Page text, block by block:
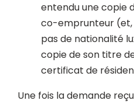
entendu une copie
co-emprunteur (et,
pas de nationalité
copie de son titre
certificat de
Une fois la demande